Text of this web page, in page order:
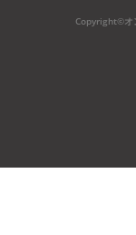
Copyright©オ